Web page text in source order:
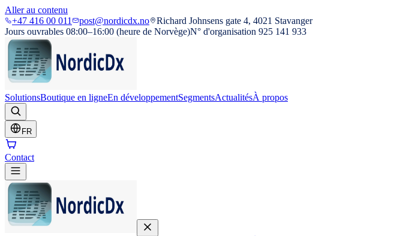
Aller au contenu
+47 416 00 011
post@nordicdx.no
Richard Johnsens gate 4, 4021 Stavanger
Jours ouvrables 08:00–16:00 (heure de Norvège)N° d'organisation 925 141 933
SolutionsBoutique en ligneEn développementSegmentsActualitésÀ propos
FR
Contact